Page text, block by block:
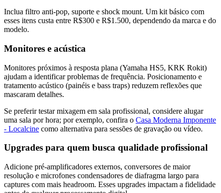
Inclua filtro anti-pop, suporte e shock mount. Um kit básico com
esses itens custa entre R$300 e R$1.500, dependendo da marca e do
modelo.
Monitores e acústica
Monitores próximos à resposta plana (Yamaha HS5, KRK Rokit)
ajudam a identificar problemas de frequência. Posicionamento e
tratamento acústico (painéis e bass traps) reduzem reflexões que
mascaram detalhes.
Se preferir testar mixagem em sala profissional, considere alugar
uma sala por hora; por exemplo, confira o Casa Moderna Imponente
- Localcine como alternativa para sessões de gravação ou vídeo.
Upgrades para quem busca qualidade profissional
Adicione pré-amplificadores externos, conversores de maior
resolução e microfones condensadores de diafragma largo para
captures com mais headroom. Esses upgrades impactam a fidelidade